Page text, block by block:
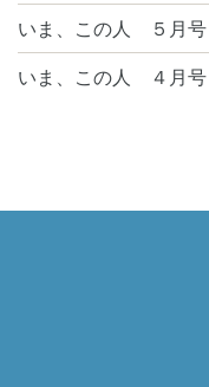
いま、この人 ５月号
いま、この人 ４月号